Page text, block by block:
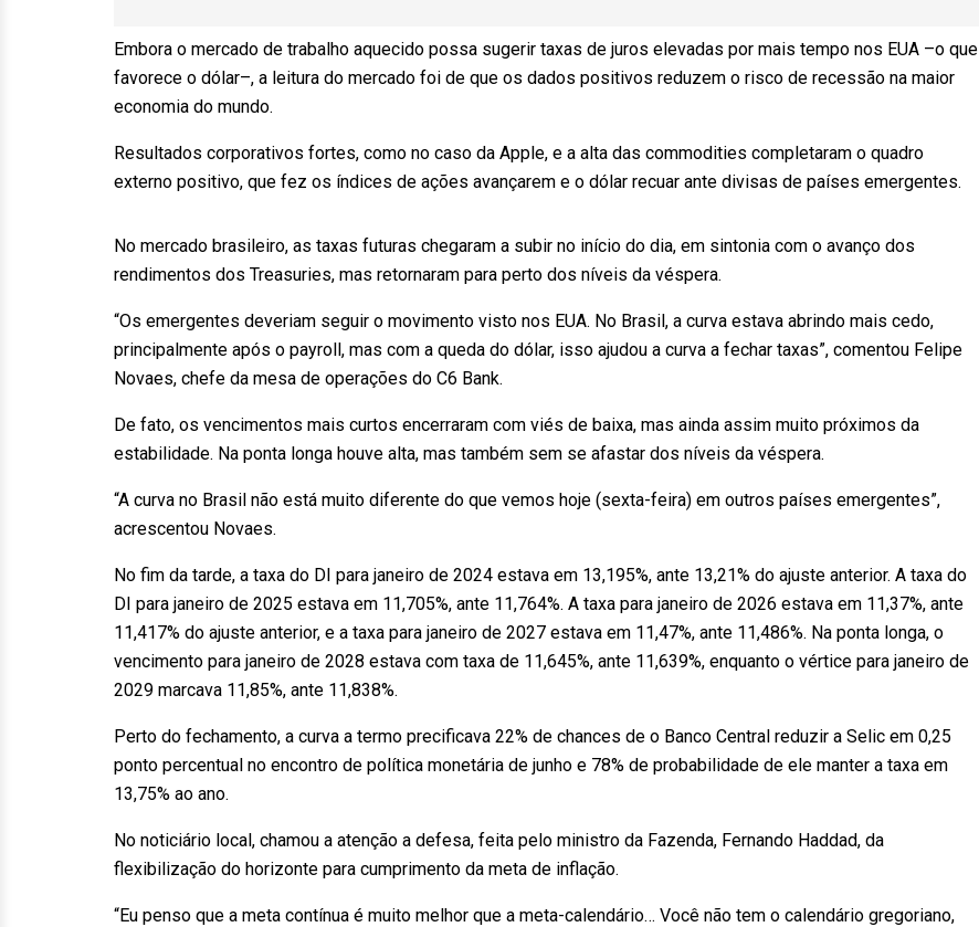
Embora o mercado de trabalho aquecido possa sugerir taxas de juros elevadas por mais tempo nos EUA –o que
favorece o dólar–, a leitura do mercado foi de que os dados positivos reduzem o risco de recessão na maior
economia do mundo.
Resultados corporativos fortes, como no caso da Apple, e a alta das commodities completaram o quadro
externo positivo, que fez os índices de ações avançarem e o dólar recuar ante divisas de países emergentes.
No mercado brasileiro, as taxas futuras chegaram a subir no início do dia, em sintonia com o avanço dos
rendimentos dos Treasuries, mas retornaram para perto dos níveis da véspera.
“Os emergentes deveriam seguir o movimento visto nos EUA. No Brasil, a curva estava abrindo mais cedo,
principalmente após o payroll, mas com a queda do dólar, isso ajudou a curva a fechar taxas”, comentou Felipe
Novaes, chefe da mesa de operações do C6 Bank.
De fato, os vencimentos mais curtos encerraram com viés de baixa, mas ainda assim muito próximos da
estabilidade. Na ponta longa houve alta, mas também sem se afastar dos níveis da véspera.
“A curva no Brasil não está muito diferente do que vemos hoje (sexta-feira) em outros países emergentes”,
acrescentou Novaes.
No fim da tarde, a taxa do DI para janeiro de 2024 estava em 13,195%, ante 13,21% do ajuste anterior. A taxa do
DI para janeiro de 2025 estava em 11,705%, ante 11,764%. A taxa para janeiro de 2026 estava em 11,37%, ante
11,417% do ajuste anterior, e a taxa para janeiro de 2027 estava em 11,47%, ante 11,486%. Na ponta longa, o
vencimento para janeiro de 2028 estava com taxa de 11,645%, ante 11,639%, enquanto o vértice para janeiro de
2029 marcava 11,85%, ante 11,838%.
Perto do fechamento, a curva a termo precificava 22% de chances de o Banco Central reduzir a Selic em 0,25
ponto percentual no encontro de política monetária de junho e 78% de probabilidade de ele manter a taxa em
13,75% ao ano.
No noticiário local, chamou a atenção a defesa, feita pelo ministro da Fazenda, Fernando Haddad, da
flexibilização do horizonte para cumprimento da meta de inflação.
“Eu penso que a meta contínua é muito melhor que a meta-calendário… Você não tem o calendário gregoriano,